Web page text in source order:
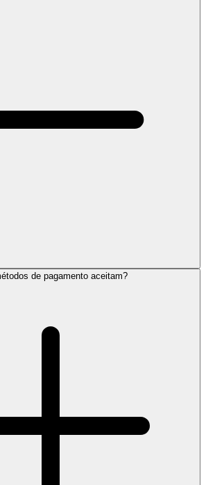
de pagamento aceitam?